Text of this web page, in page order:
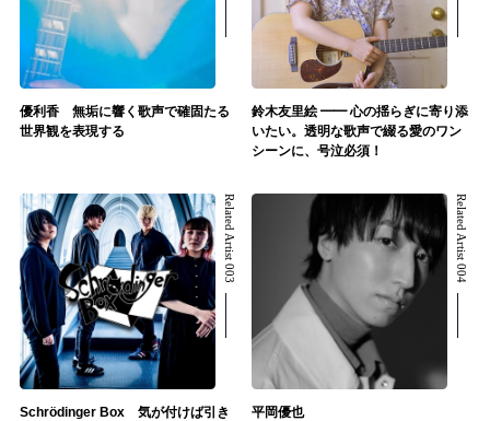
優利香 無垢に響く歌声で確固たる
世界観を表現する
鈴木友里絵 ━━ 心の揺らぎに寄り添
いたい。透明な歌声で綴る愛のワン
シーンに、号泣必須！
Related Artist 003
Schrödinger Box 気が付けば引き
Related Artist 004
平岡優也